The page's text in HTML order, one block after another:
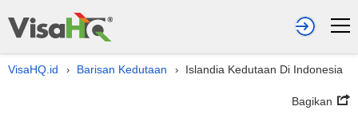
VisaHQ.id › Barisan Kedutaan › Islandia Kedutaan Di Indonesia
Bagikan